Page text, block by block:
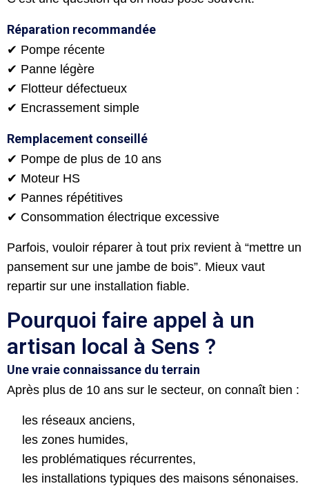
Réparation recommandée
✔ Pompe récente
✔ Panne légère
✔ Flotteur défectueux
✔ Encrassement simple
Remplacement conseillé
✔ Pompe de plus de 10 ans
✔ Moteur HS
✔ Pannes répétitives
✔ Consommation électrique excessive
Parfois, vouloir réparer à tout prix revient à “mettre un
pansement sur une jambe de bois”. Mieux vaut
repartir sur une installation fiable.
Pourquoi faire appel à un
artisan local à Sens ?
Une vraie connaissance du terrain
Après plus de 10 ans sur le secteur, on connaît bien :
les réseaux anciens,
les zones humides,
les problématiques récurrentes,
les installations typiques des maisons sénonaises.